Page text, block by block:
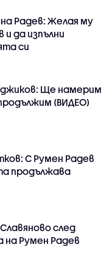
Радев: Желая му
и да изпълни
си
Ще намерим
(ВИДЕО)
С Румен Радев
продължава
след
на Румен Радев